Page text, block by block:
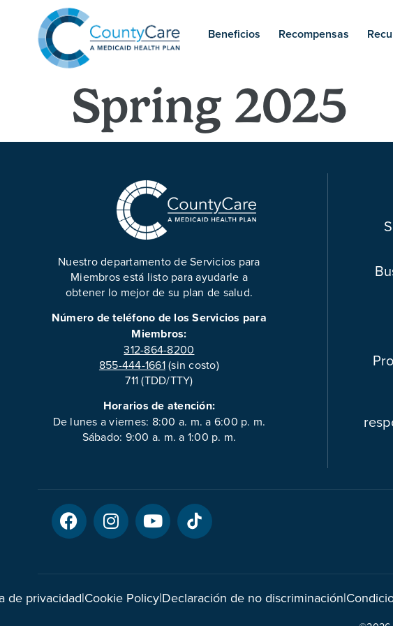
Beneficios Recompensas
Spring 2025
Nuestro departamento de Servicios para
Miembros está listo para ayudarle a
obtener lo mejor de su plan de salud.
Número de teléfono de los Servicios para
Miembros:
312-864-8200
855-444-1661(sin costo)
711 (TDD/TTY)
Horarios de atención:
De lunes a viernes: 8:00 a. m. a 6:00 p. m.
Sábado: 9:00 a. m. a 1:00 p. m.
de privacidad|Cookie Policy|Declaración de no discriminación|